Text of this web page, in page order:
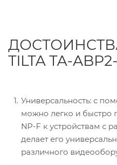
TILTA TA-
Универсальность: с
можно легко и быстро
NP-F к устройствам с
делает его
различного